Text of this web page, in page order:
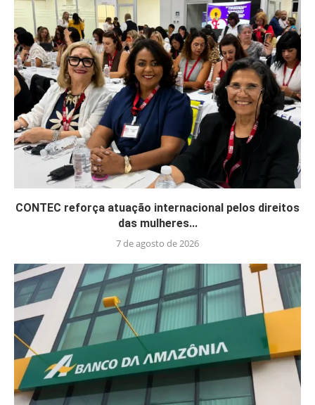
CONTEC reforça atuação internacional pelos direitos
das mulheres...
7 de agosto de 2026